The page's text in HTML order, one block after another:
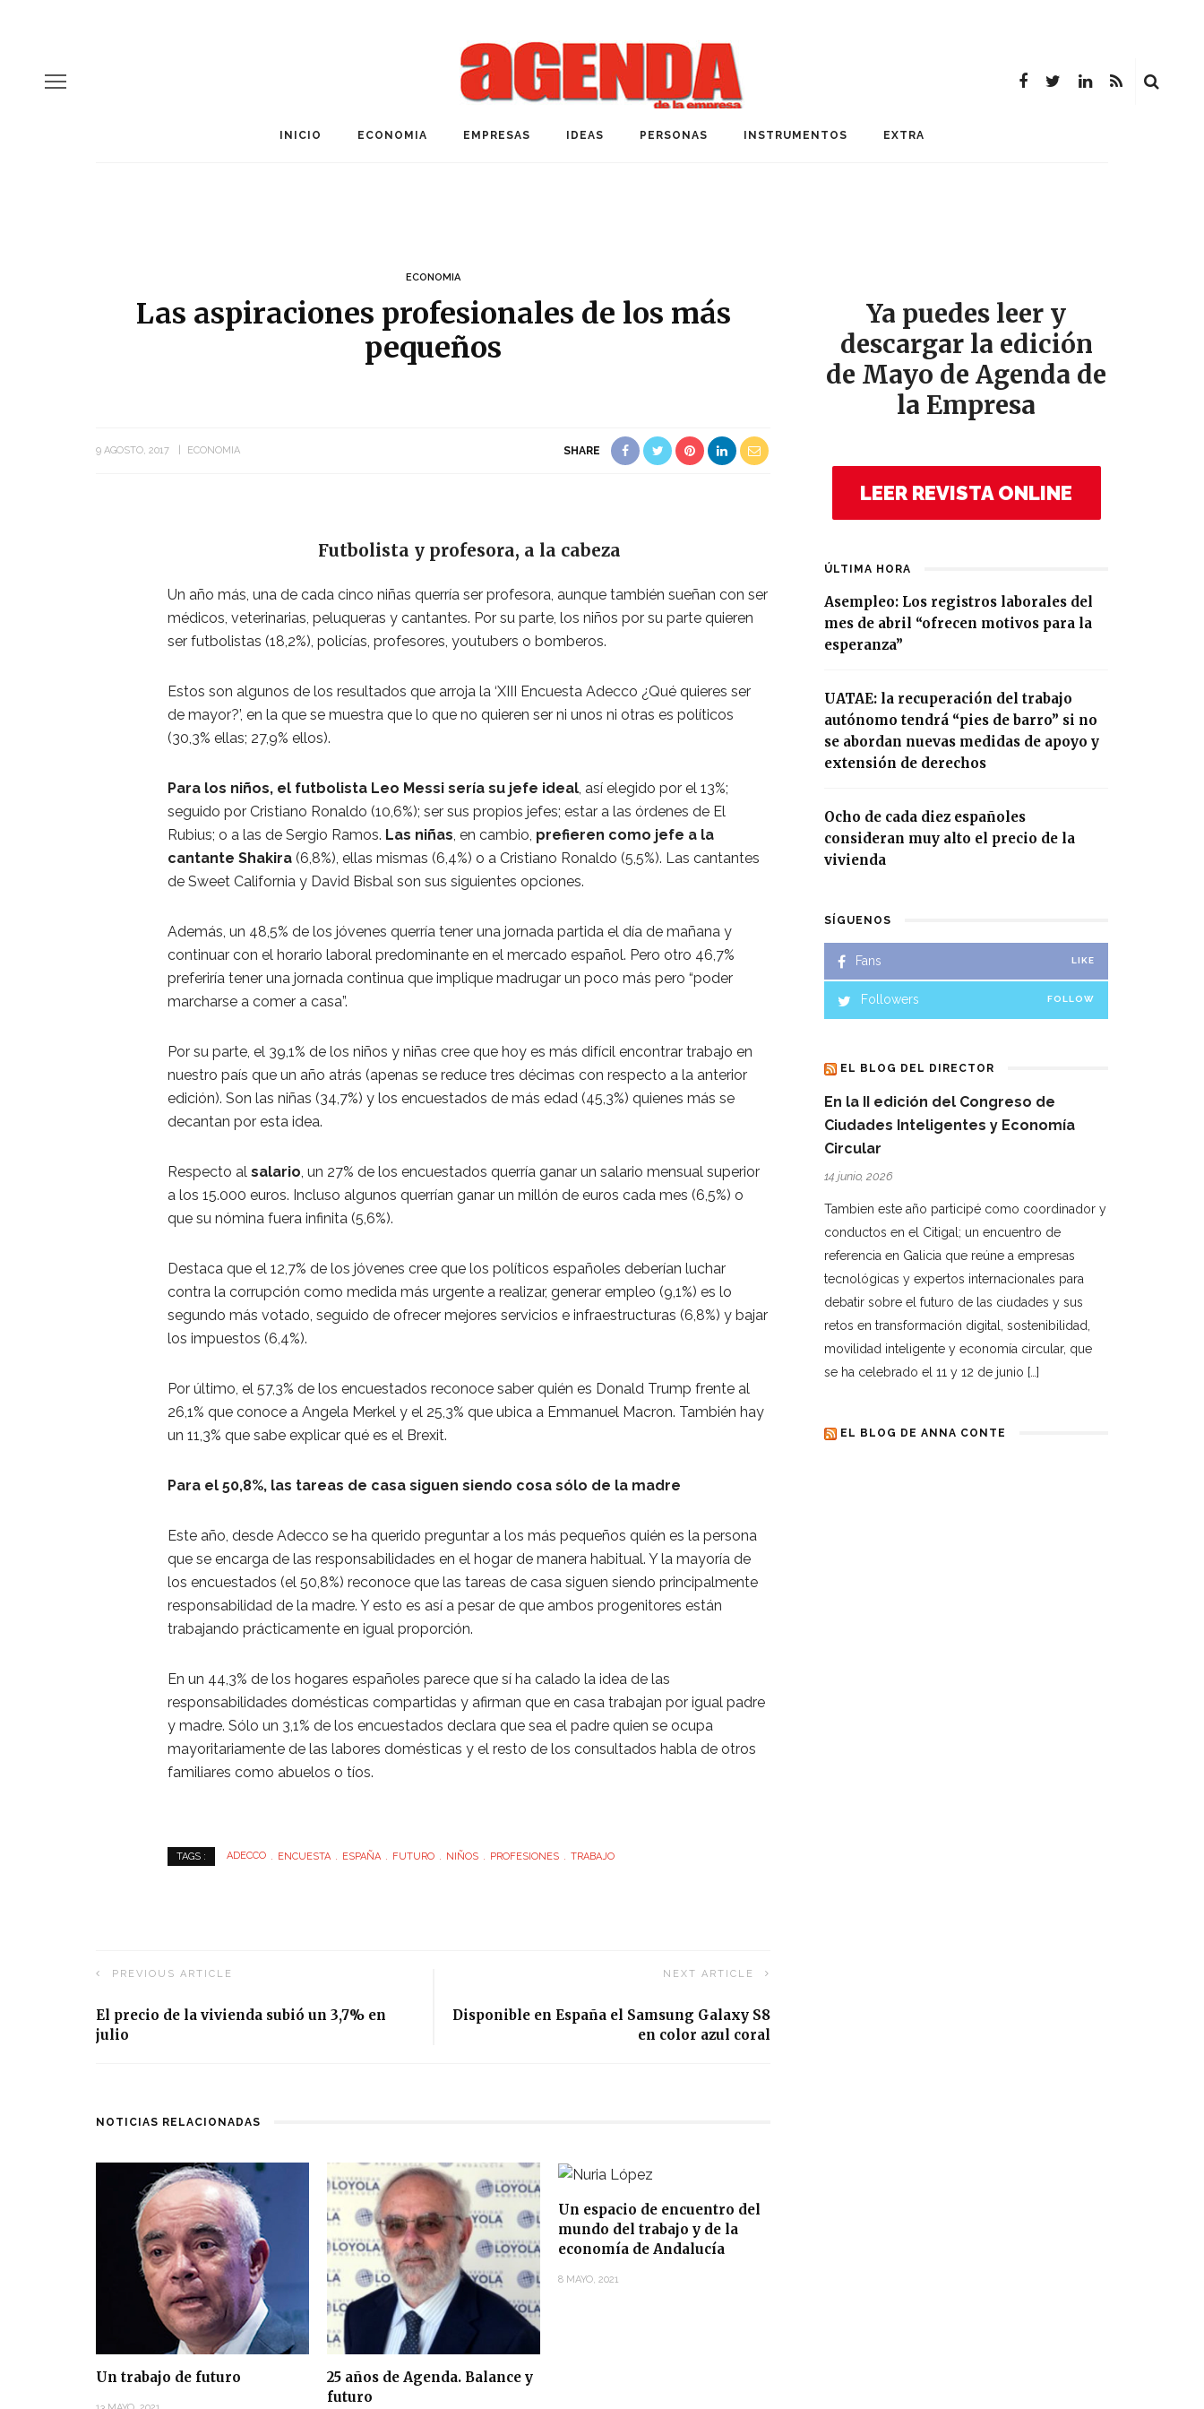
INICIO ECONOMIA EMPRESAS IDEAS PERSONAS INSTRUMENTOS EXTRA
ECONOMIA
Las aspiraciones profesionales de los más
pequeños
9 AGOSTO, 2017 ECONOMIA SHARE
Futbolista y profesora, a la cabeza
Un año más, una de cada cinco niñas querría ser profesora, aunque también sueñan con ser
médicos, veterinarias, peluqueras y cantantes. Por su parte, los niños por su parte quieren
ser futbolistas (18,2%), policías, profesores, youtubers o bomberos.
Estos son algunos de los resultados que arroja la ‘XIII Encuesta Adecco ¿Qué quieres ser
de mayor?’, en la que se muestra que lo que no quieren ser ni unos ni otras es políticos
(30,3% ellas; 27,9% ellos).
Para los niños, el futbolista Leo Messi sería su jefe ideal, así elegido por el 13%;
seguido por Cristiano Ronaldo (10,6%); ser sus propios jefes; estar a las órdenes de El
Rubius; o a las de Sergio Ramos. Las niñas, en cambio, prefieren como jefe a la
cantante Shakira (6,8%), ellas mismas (6,4%) o a Cristiano Ronaldo (5,5%). Las cantantes
de Sweet California y David Bisbal son sus siguientes opciones.
Además, un 48,5% de los jóvenes querría tener una jornada partida el día de mañana y
continuar con el horario laboral predominante en el mercado español. Pero otro 46,7%
preferiría tener una jornada continua que implique madrugar un poco más pero “poder
marcharse a comer a casa”.
Por su parte, el 39,1% de los niños y niñas cree que hoy es más difícil encontrar trabajo en
nuestro país que un año atrás (apenas se reduce tres décimas con respecto a la anterior
edición). Son las niñas (34,7%) y los encuestados de más edad (45,3%) quienes más se
decantan por esta idea.
Respecto al salario, un 27% de los encuestados querría ganar un salario mensual superior
a los 15.000 euros. Incluso algunos querrían ganar un millón de euros cada mes (6,5%) o
que su nómina fuera infinita (5,6%).
Destaca que el 12,7% de los jóvenes cree que los políticos españoles deberían luchar
contra la corrupción como medida más urgente a realizar, generar empleo (9,1%) es lo
segundo más votado, seguido de ofrecer mejores servicios e infraestructuras (6,8%) y bajar
los impuestos (6,4%).
Por último, el 57,3% de los encuestados reconoce saber quién es Donald Trump frente al
26,1% que conoce a Angela Merkel y el 25,3% que ubica a Emmanuel Macron. También hay
un 11,3% que sabe explicar qué es el Brexit.
Para el 50,8%, las tareas de casa siguen siendo cosa sólo de la madre
Este año, desde Adecco se ha querido preguntar a los más pequeños quién es la persona
que se encarga de las responsabilidades en el hogar de manera habitual. Y la mayoría de
los encuestados (el 50,8%) reconoce que las tareas de casa siguen siendo principalmente
responsabilidad de la madre. Y esto es así a pesar de que ambos progenitores están
trabajando prácticamente en igual proporción.
En un 44,3% de los hogares españoles parece que sí ha calado la idea de las
responsabilidades domésticas compartidas y afirman que en casa trabajan por igual padre
y madre. Sólo un 3,1% de los encuestados declara que sea el padre quien se ocupa
mayoritariamente de las labores domésticas y el resto de los consultados habla de otros
familiares como abuelos o tíos.
TAGS : ADECCO ENCUESTA ESPAÑA FUTURO NIÑOS PROFESIONES TRABAJO
PREVIOUS ARTICLE
El precio de la vivienda subió un 3,7% en
julio
NEXT ARTICLE
Disponible en España el Samsung Galaxy S8
en color azul coral
NOTICIAS RELACIONADAS
Un trabajo de futuro
25 años de Agenda. Balance y
futuro
Un espacio de encuentro del
mundo del trabajo y de la
economía de Andalucía
8 MAYO, 2021
Ya puedes leer y
descargar la edición
de Mayo de Agenda de
la Empresa
LEER REVISTA ONLINE
ÚLTIMA HORA
Asempleo: Los registros laborales del
mes de abril “ofrecen motivos para la
esperanza”
UATAE: la recuperación del trabajo
autónomo tendrá “pies de barro” si no
se abordan nuevas medidas de apoyo y
extensión de derechos
Ocho de cada diez españoles
consideran muy alto el precio de la
vivienda
SÍGUENOS
Fans LIKE
Followers FOLLOW
EL BLOG DEL DIRECTOR
En la II edición del Congreso de
Ciudades Inteligentes y Economía
Circular
14 junio, 2026
Tambien este año participé como coordinador y
conductos en el Citigal; un encuentro de
referencia en Galicia que reúne a empresas
tecnológicas y expertos internacionales para
debatir sobre el futuro de las ciudades y sus
retos en transformación digital, sostenibilidad,
movilidad inteligente y economía circular, que
se ha celebrado el 11 y 12 de junio […]
EL BLOG DE ANNA CONTE